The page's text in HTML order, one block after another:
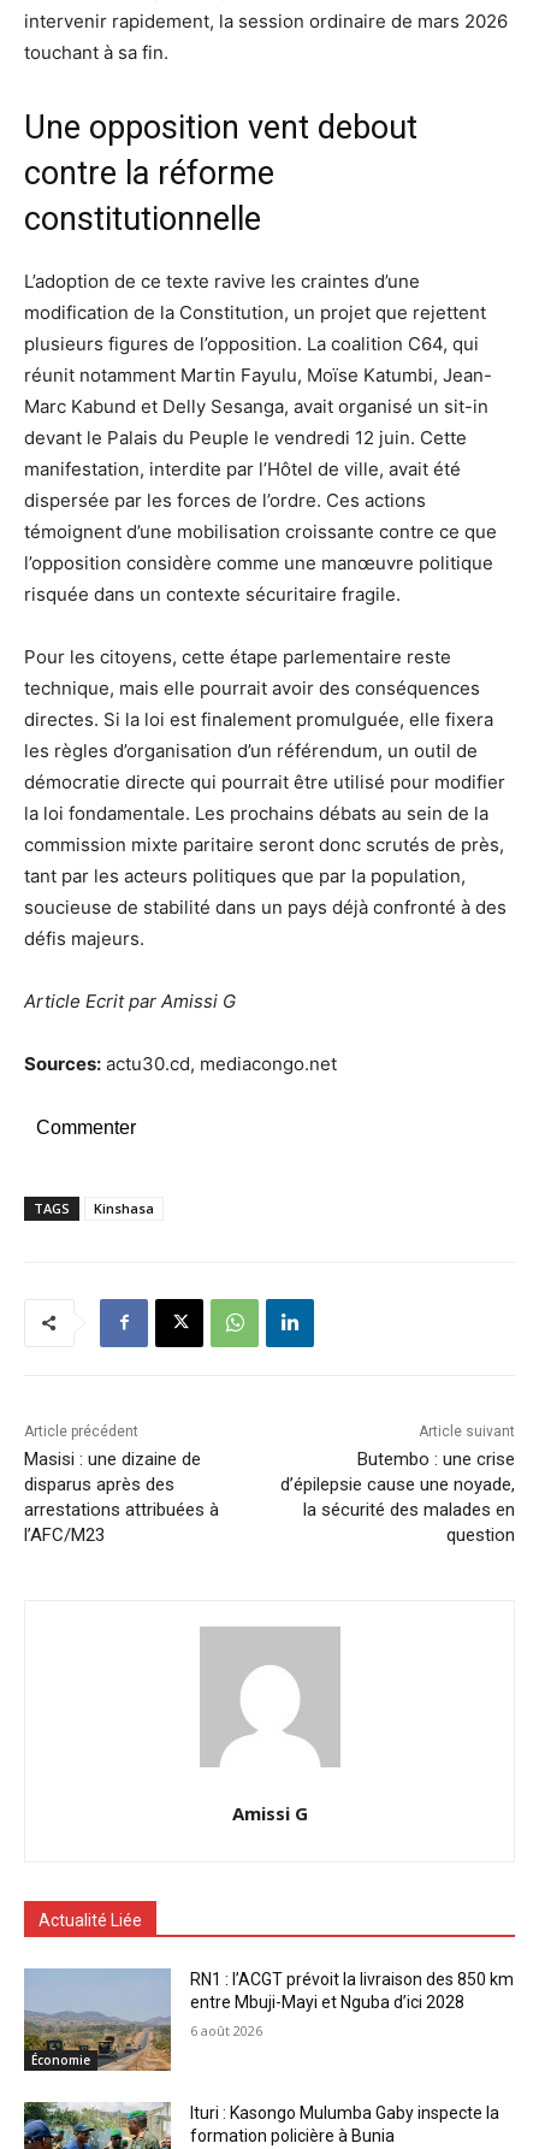
intervenir rapidement, la session ordinaire de mars 2026
touchant à sa fin.
Une opposition vent debout
contre la réforme
constitutionnelle
L’adoption de ce texte ravive les craintes d’une
modification de la Constitution, un projet que rejettent
plusieurs figures de l’opposition. La coalition C64, qui
réunit notamment Martin Fayulu, Moïse Katumbi, Jean-
Marc Kabund et Delly Sesanga, avait organisé un sit-in
devant le Palais du Peuple le vendredi 12 juin. Cette
manifestation, interdite par l’Hôtel de ville, avait été
dispersée par les forces de l’ordre. Ces actions
témoignent d’une mobilisation croissante contre ce que
l’opposition considère comme une manœuvre politique
risquée dans un contexte sécuritaire fragile.
Pour les citoyens, cette étape parlementaire reste
technique, mais elle pourrait avoir des conséquences
directes. Si la loi est finalement promulguée, elle fixera
les règles d’organisation d’un référendum, un outil de
démocratie directe qui pourrait être utilisé pour modifier
la loi fondamentale. Les prochains débats au sein de la
commission mixte paritaire seront donc scrutés de près,
tant par les acteurs politiques que par la population,
soucieuse de stabilité dans un pays déjà confronté à des
défis majeurs.
Article Ecrit par Amissi G
Sources: actu30.cd, mediacongo.net
Commenter
TAGS Kinshasa
Article précédent
Masisi : une dizaine de
disparus après des
arrestations attribuées à
l’AFC/M23
Article suivant
Butembo : une crise
d’épilepsie cause une noyade,
la sécurité des malades en
question
Amissi G
Actualité Liée
Économie
RN1 : l’ACGT prévoit la livraison des 850 km
entre Mbuji-Mayi et Nguba d’ici 2028
6 août 2026
Ituri : Kasongo Mulumba Gaby inspecte la
formation policière à Bunia